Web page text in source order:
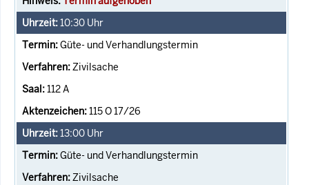
10:30 Uhr
Güte- und Verhandlungstermin
Zivilsache
112 A
115 O 17/26
13:00 Uhr
Güte- und Verhandlungstermin
Zivilsache